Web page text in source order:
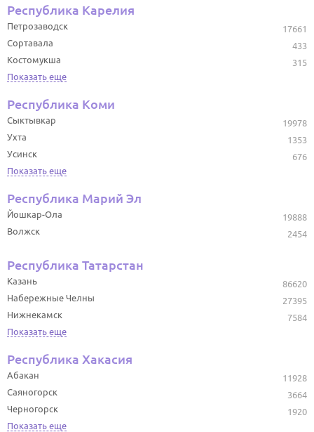
Республика Карелия
17661
Петрозаводск
433
Сортавала
315
Костомукша
Показать еще
Республика Коми
19978
Сыктывкар
1353
Ухта
676
Усинск
Показать еще
Республика Марий Эл
19888
Йошкар-Ола
2454
Волжск
Республика Татарстан
86620
Казань
27395
Набережные Челны
7584
Нижнекамск
Показать еще
Республика Хакасия
11928
Абакан
3664
Саяногорск
1920
Черногорск
Показать еще